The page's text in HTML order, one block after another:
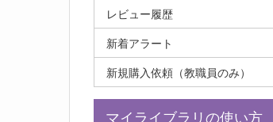
レビュー履歴
新着アラート
新規購入依頼（教職員のみ）
マイライブラリの使い方